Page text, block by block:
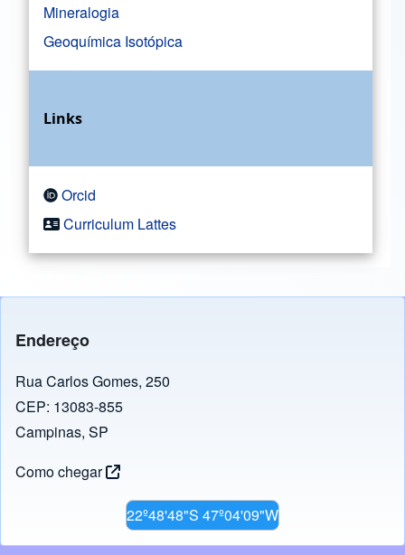
Mineralogia
Geoquímica Isotópica
Links
Orcid
Curriculum Lattes
Endereço
Rua Carlos Gomes, 250
CEP: 13083-855
Campinas, SP
Como chegar
22º48'48"S 47º04'09"W